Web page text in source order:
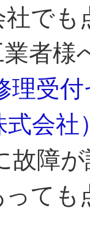
で
者様
理受
式会社
障
て